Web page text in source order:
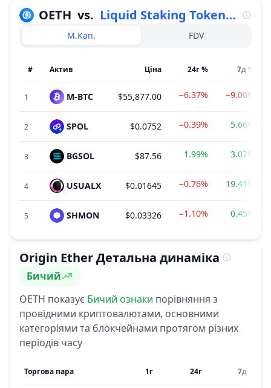
OETH vs. Liquid Staking Tokens (LSTs)
М.Кап. FDV
# Актив Ціна 24г % 7д %
1 M-BTC $55,877.00 −6.37% −9.00%
2 SPOL $0.0752 −0.39% 5.66%
3 BGSOL $87.56 1.99% 3.07%
4 USUALX $0.01645 −0.76% 19.41%
5 SHMON $0.03326 −1.10% 0.45%
Origin EtherДетальна динаміка
Сентимент
Бичий
OETH показує Бичий ознаки порівняння з
провідними криптовалютами, основними
категоріями та блокчейнами протягом різних
періодів часу
Торгова пара 1г 24г 7д